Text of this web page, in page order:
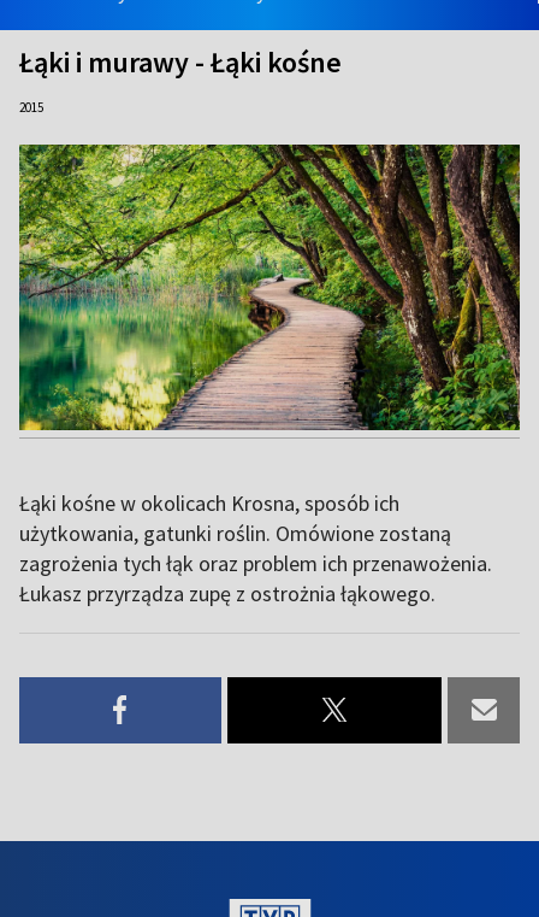
Łąki i murawy - Łąki kośne
2015
Łąki kośne w okolicach Krosna, sposób ich
użytkowania, gatunki roślin. Omówione zostaną
zagrożenia tych łąk oraz problem ich przenawożenia.
Łukasz przyrządza zupę z ostrożnia łąkowego.